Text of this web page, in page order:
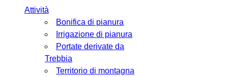
Attività
Bonifica di pianura
Irrigazione di pianura
Portate derivate da
Trebbia
Territorio di montagna